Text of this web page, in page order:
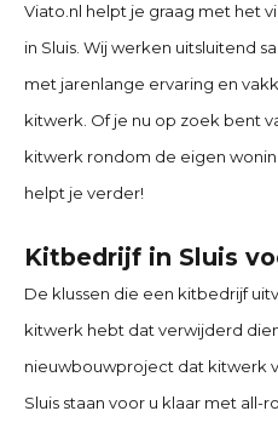
Viato.nl helpt je graag met het
in Sluis. Wij werken uitsluitend
met jarenlange ervaring en
kitwerk. Of je nu op zoek bent
kitwerk rondom de eigen
helpt je verder!
Kitbedrijf in Sluis
De klussen die een kitbedrijf
kitwerk hebt dat verwijderd
nieuwbouwproject dat kitwerk
Sluis staan voor u klaar met all-